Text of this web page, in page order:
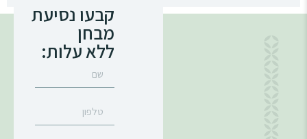
קבעו נסיעת
מבחן
ללא עלות: